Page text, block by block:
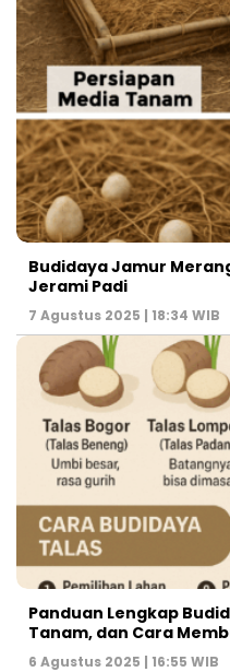
Budidaya Jamur
Jerami Padi
7 Agustus 2025 | 18:34 WIB
Panduan Lengkap
Tanam, dan Cara
6 Agustus 2025 | 16:55 WIB